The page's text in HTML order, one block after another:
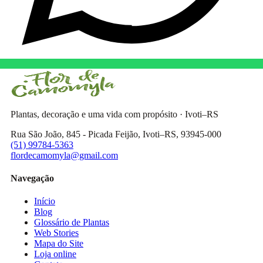
Plantas, decoração e uma vida com propósito · Ivoti–RS
Rua São João, 845 - Picada Feijão, Ivoti–RS, 93945-000
(51) 99784-5363
flordecamomyla@gmail.com
Navegação
Início
Blog
Glossário de Plantas
Web Stories
Mapa do Site
Loja online